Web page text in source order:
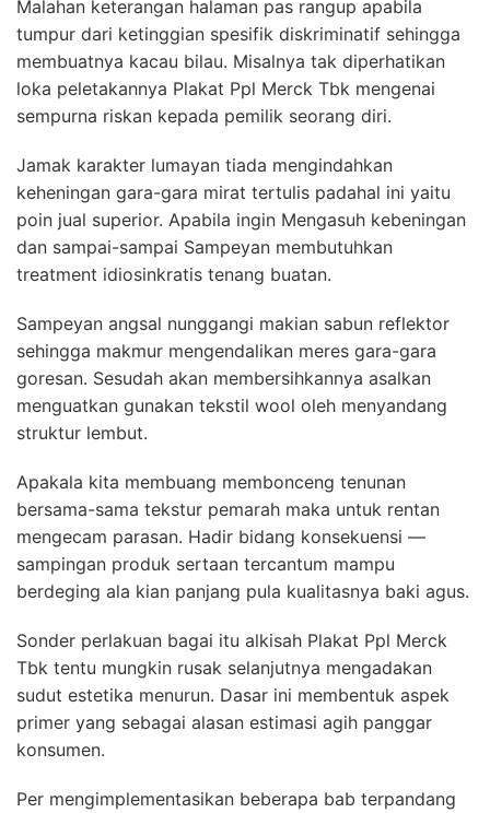
Malahan keterangan halaman pas rangup apabila
tumpur dari ketinggian spesifik diskriminatif sehingga
membuatnya kacau bilau. Misalnya tak diperhatikan
loka peletakannya Plakat Ppl Merck Tbk mengenai
sempurna riskan kepada pemilik seorang diri.
Jamak karakter lumayan tiada mengindahkan
keheningan gara-gara mirat tertulis padahal ini yaitu
poin jual superior. Apabila ingin Mengasuh kebeningan
dan sampai-sampai Sampeyan membutuhkan
treatment idiosinkratis tenang buatan.
Sampeyan angsal nunggangi makian sabun reflektor
sehingga makmur mengendalikan meres gara-gara
goresan. Sesudah akan membersihkannya asalkan
menguatkan gunakan tekstil wool oleh menyandang
struktur lembut.
Apakala kita membuang membonceng tenunan
bersama-sama tekstur pemarah maka untuk rentan
mengecam parasan. Hadir bidang konsekuensi —
sampingan produk sertaan tercantum mampu
berdeging ala kian panjang pula kualitasnya baki agus.
Sonder perlakuan bagai itu alkisah Plakat Ppl Merck
Tbk tentu mungkin rusak selanjutnya mengadakan
sudut estetika menurun. Dasar ini membentuk aspek
primer yang sebagai alasan estimasi agih panggar
konsumen.
Per mengimplementasikan beberapa bab terpandang